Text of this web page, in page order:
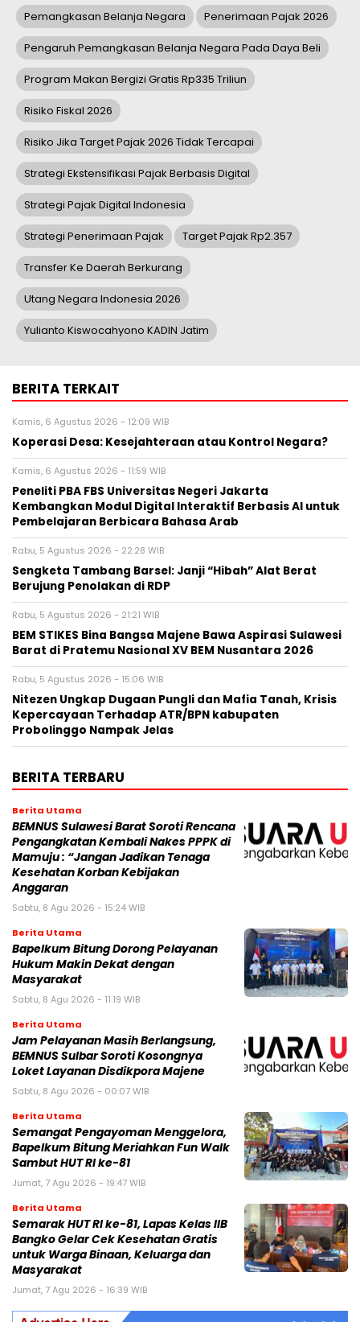
Pemangkasan Belanja Negara Penerimaan Pajak 2026
Pengaruh Pemangkasan Belanja Negara Pada Daya Beli
Program Makan Bergizi Gratis Rp335 Triliun
Risiko Fiskal 2026
Risiko Jika Target Pajak 2026 Tidak Tercapai
Strategi Ekstensifikasi Pajak Berbasis Digital
Strategi Pajak Digital Indonesia
Strategi Penerimaan Pajak Target Pajak Rp2.357
Transfer Ke Daerah Berkurang
Utang Negara Indonesia 2026
Yulianto Kiswocahyono KADIN Jatim
BERITA TERKAIT
Kamis, 6 Agustus 2026 - 12:09 WIB
Koperasi Desa: Kesejahteraan atau Kontrol Negara?
Kamis, 6 Agustus 2026 - 11:59 WIB
Peneliti PBA FBS Universitas Negeri Jakarta
Kembangkan Modul Digital Interaktif Berbasis AI untuk
Pembelajaran Berbicara Bahasa Arab
Rabu, 5 Agustus 2026 - 22:28 WIB
Sengketa Tambang Barsel: Janji “Hibah” Alat Berat
Berujung Penolakan di RDP
Rabu, 5 Agustus 2026 - 21:21 WIB
BEM STIKES Bina Bangsa Majene Bawa Aspirasi Sulawesi
Barat di Pratemu Nasional XV BEM Nusantara 2026
Rabu, 5 Agustus 2026 - 15:06 WIB
Nitezen Ungkap Dugaan Pungli dan Mafia Tanah, Krisis
Kepercayaan Terhadap ATR/BPN kabupaten
Probolinggo Nampak Jelas
BERITA TERBARU
Berita Utama
BEMNUS Sulawesi Barat Soroti Rencana
Pengangkatan Kembali Nakes PPPK di
Mamuju : “Jangan Jadikan Tenaga
Kesehatan Korban Kebijakan
Anggaran
Sabtu, 8 Agu 2026 - 15:24 WIB
Berita Utama
Bapelkum Bitung Dorong Pelayanan
Hukum Makin Dekat dengan
Masyarakat
Sabtu, 8 Agu 2026 - 11:19 WIB
Berita Utama
Jam Pelayanan Masih Berlangsung,
BEMNUS Sulbar Soroti Kosongnya
Loket Layanan Disdikpora Majene
Sabtu, 8 Agu 2026 - 00:07 WIB
Berita Utama
Semangat Pengayoman Menggelora,
Bapelkum Bitung Meriahkan Fun Walk
Sambut HUT RI ke-81
Jumat, 7 Agu 2026 - 19:47 WIB
Berita Utama
Semarak HUT RI ke-81, Lapas Kelas IIB
Bangko Gelar Cek Kesehatan Gratis
untuk Warga Binaan, Keluarga dan
Masyarakat
Jumat, 7 Agu 2026 - 16:39 WIB